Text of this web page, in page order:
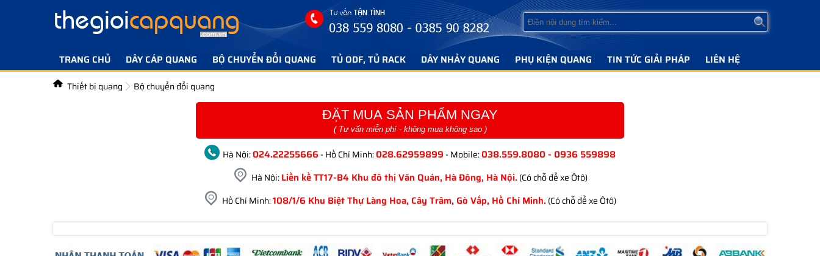
TRANG CHỦ DÂY CÁP QUANG BỘ CHUYỂN ĐỔI QUANG TỦ ODF, TỦ RACK DÂY NHẢY QUANG PHỤ KIỆN QUANG TIN TỨC GIẢI PHÁP LIÊN HỆ
Thiết bị quang Bộ chuyển đổi quang
ĐẶT MUA SẢN PHẨM NGAY
( Tư vấn miễn phí - không mua không sao )
Hà Nội:024.22255666 - Hồ Chí Minh:028.62959899 - Mobile:038.559.8080 - 0936 559898
Hà Nội:Liền kề TT17-B4 Khu đô thị Văn Quán, Hà Đông, Hà Nội.(Có chỗ để xe Ôtô)
Hồ Chí Minh:108/1/6 Khu Biệt Thự Làng Hoa, Cây Trâm, Gò Vấp, Hồ Chí Minh.(Có chỗ để xe Ôtô)